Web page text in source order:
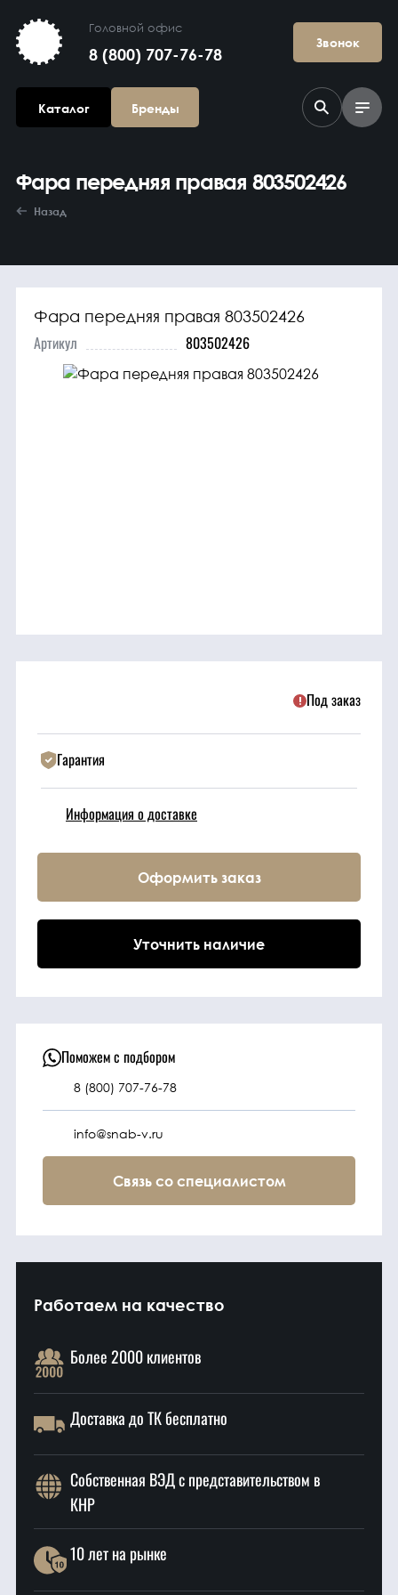
Головной офис
8 (800) 707-76-78
Звонок
Каталог Бренды
Агрегаты в
сборе
Режущие
элементы
элементы
Ходовые части
Электрическая
Под заказ
Фара передняя правая 803502426
Назад
Фара передняя правая 803502426
Артикул 803502426
Под заказ
Гарантия
Информация о доставке
Оформить заказ
Уточнить наличие
Поможем с подбором
8 (800) 707-76-78
info@snab-v.ru
Связь со специалистом
Работаем на качество
Более 2000 клиентов
Доставка до ТК бесплатно
Собственная ВЭД с представительством в
КНР
10 лет на рынке